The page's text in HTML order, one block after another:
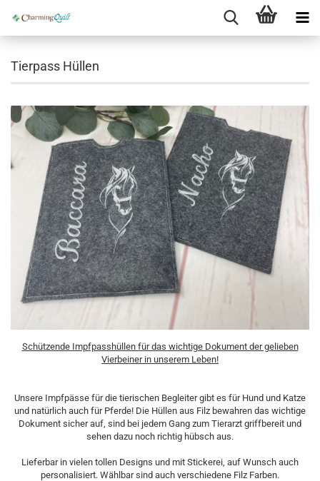
Tierpass Hüllen
Schützende Impfpasshüllen für das wichtige Dokument der gelieben
Vierbeiner in unserem Leben!
Unsere Impfpässe für die tierischen Begleiter gibt es für Hund und Katze
und natürlich auch für Pferde! Die Hüllen aus Filz bewahren das wichtige
Dokument sicher auf, sind bei jedem Gang zum Tierarzt griffbereit und
sehen dazu noch richtig hübsch aus.
Lieferbar in vielen tollen Designs und mit Stickerei, auf Wunsch auch
personalisiert. Wählbar sind auch verschiedene Filz Farben.